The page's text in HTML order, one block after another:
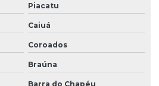
Piacatu
Caiuá
Coroados
Braúna
Barra do Chapéu